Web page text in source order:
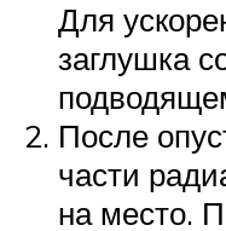
Для
заглушка
После
части
на место.